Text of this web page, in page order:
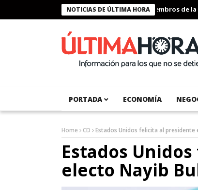
NOTICIAS DE ÚLTIMA HORA
Presidente Bukele condecora a miembros de la
PORTADA ECONOMÍA
Home CD Estados Unidos felicita al presidente
Estados
electo Nayib